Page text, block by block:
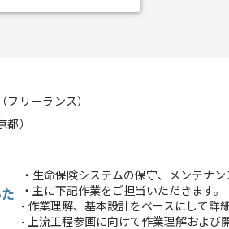
フリーランス）
都）
・生命保険システムの保守、メンテナ
・主に下記作業をご担当いただきます。
- 作業理解、基本設計をベースにして詳
- 上流工程参画に向けて作業理解および